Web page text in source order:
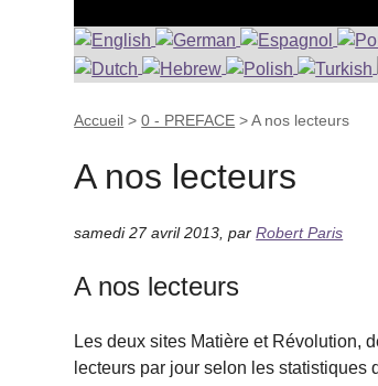
Accueil >0 - PREFACE >A nos lecteurs
A nos lecteurs
samedi 27 avril 2013 ,parRobert Paris
A nos lecteurs
Les deux sites Matière et Révolution,
lecteurs par jour selon les statistiques